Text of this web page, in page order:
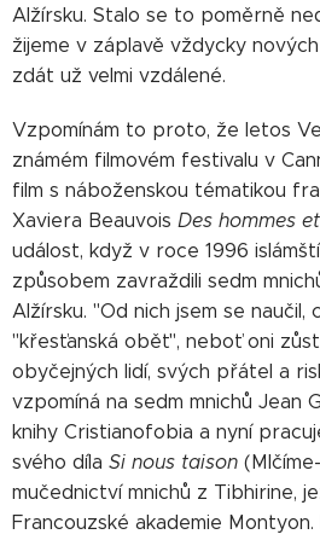
Alžírsku. Stalo se to poměrně
žijeme v záplavě vždycky
zdát už velmi vzdálené.
Vzpomínám to proto, že letos
známém filmovém festivalu v
film s náboženskou tématikou
Xaviera Beauvois Des hommes
událost, když v roce 1996
způsobem zavraždili sedm
Alžírsku. "Od nich jsem se naučil,
"křesťanská oběť", neboť oni
obyčejných lidí, svých přátel a
vzpomíná na sedm mnichů Jean
knihy Cristianofobia a nyní
svého díla Si nous taison
mučednictví mnichů z Tibhirine,
Francouzské akademie